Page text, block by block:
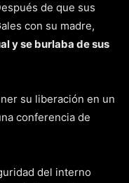
de que sus
con su madre,
y se burlaba de sus
su liberación en un
conferencia de
del interno